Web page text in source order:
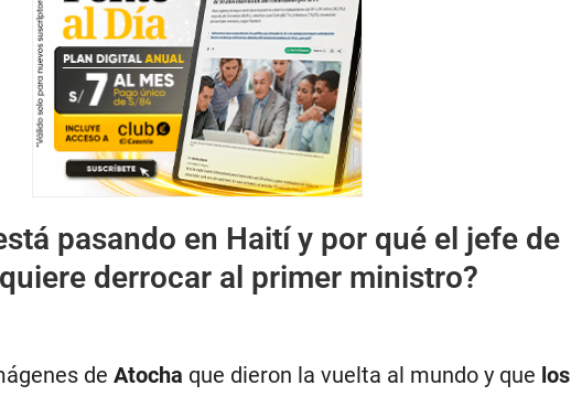
pasando en Haití y por qué el jefe de
derrocar al primer ministro?
de Atocha que dieron la vuelta al mundo y que los